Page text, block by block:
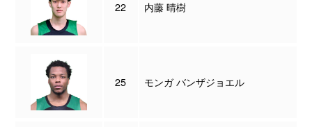
22 内藤 晴樹
25 モンガ バンザジョエル